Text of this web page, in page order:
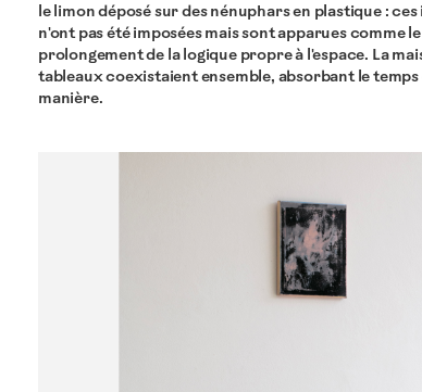
le limon déposé sur des nénuphars en plastique :
n'ont pas été imposées mais sont apparues comme le
prolongement de la logique propre à l'espace. La
tableaux coexistaient ensemble, absorbant le temps
manière.